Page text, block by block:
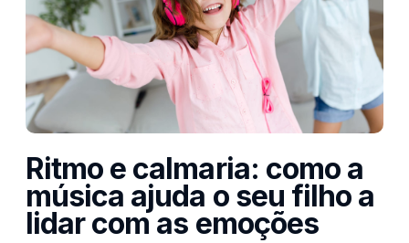
Ritmo e calmaria: como a
música ajuda o seu filho a
lidar com as emoções